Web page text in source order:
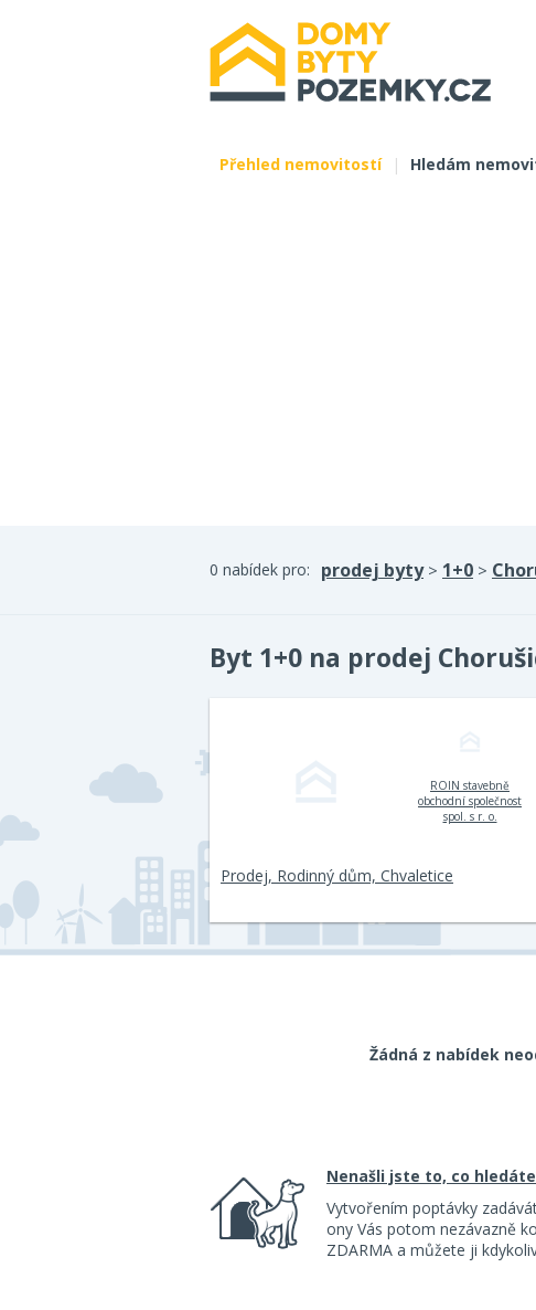
Přehled nemovitostí | Hledám
0 nabídek pro: prodej byty> 1+0 >
Byt 1+0 na prodej
ROIN stavebně
obchodní společnost
spol. s r. o.
Prodej, Rodinný dům, Chvaletice
Žádná z nabídek
Nenašli jste to, co
Vytvořením poptávky
ony Vás potom nezávazně
ZDARMA a můžete ji